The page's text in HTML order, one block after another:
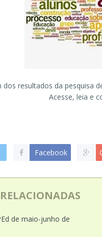
resultados da pesquisa
Acesse, leia e
Facebook
de maio-junho de